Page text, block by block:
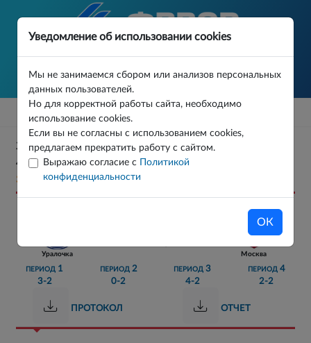
Уведомление об использовании cookies
Мы не занимаемся сбором или анализов персональных
данных пользователей.
Но для корректной работы сайта, необходимо
использование cookies.
Если вы не согласны с использованием cookies,
предлагаем прекратить работу с сайтом.
Выражаю согласие с
Политикой
конфиденциальности
ОК
ЗОЛОТОЙ МЯЧ 2026 (ДЕВ) PLAYOFF ФИНАЛ МАТЧ
4
30.05.2026
Уралочка Москва
ПЕРИОД 1
3-2
ПЕРИОД2
0-2
ПЕРИОД 3
4-2
ПЕРИОД4
2-2
ПРОТОКОЛ ОТЧЕТ